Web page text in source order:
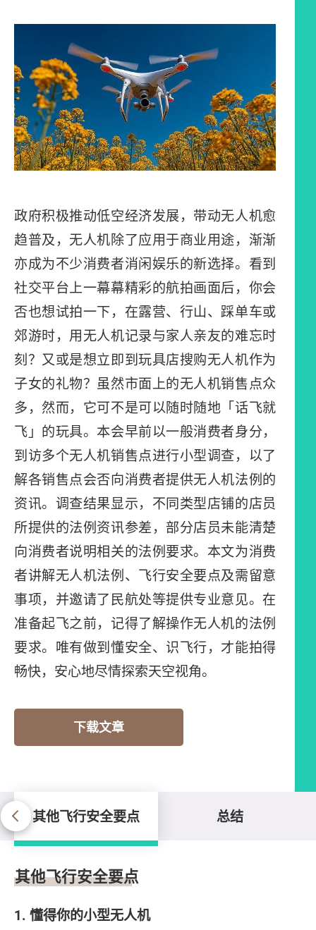
政府积极推动低空经济发展，带动无人机愈
趋普及，无人机除了应用于商业用途，渐渐
亦成为不少消费者消闲娱乐的新选择。看到
社交平台上一幕幕精彩的航拍画面后，你会
否也想试拍一下，在露营、行山、踩单车或
郊游时，用无人机记录与家人亲友的难忘时
刻？又或是想立即到玩具店搜购无人机作为
子女的礼物？虽然市面上的无人机销售点众
多，然而，它可不是可以随时随地「话飞就
飞」的玩具。本会早前以一般消费者身分，
到访多个无人机销售点进行小型调查，以了
解各销售点会否向消费者提供无人机法例的
资讯。调查结果显示，不同类型店铺的店员
所提供的法例资讯参差，部分店员未能清楚
向消费者说明相关的法例要求。本文为消费
者讲解无人机法例、飞行安全要点及需留意
事项，并邀请了民航处等提供专业意见。在
准备起飞之前，记得了解操作无人机的法例
要求。唯有做到懂安全、识飞行，才能拍得
畅快，安心地尽情探索天空视角。
下载文章
其他飞行安全要点 总结
其他飞行安全要点
其他飞行安全要点
1. 懂得你的小型无人机